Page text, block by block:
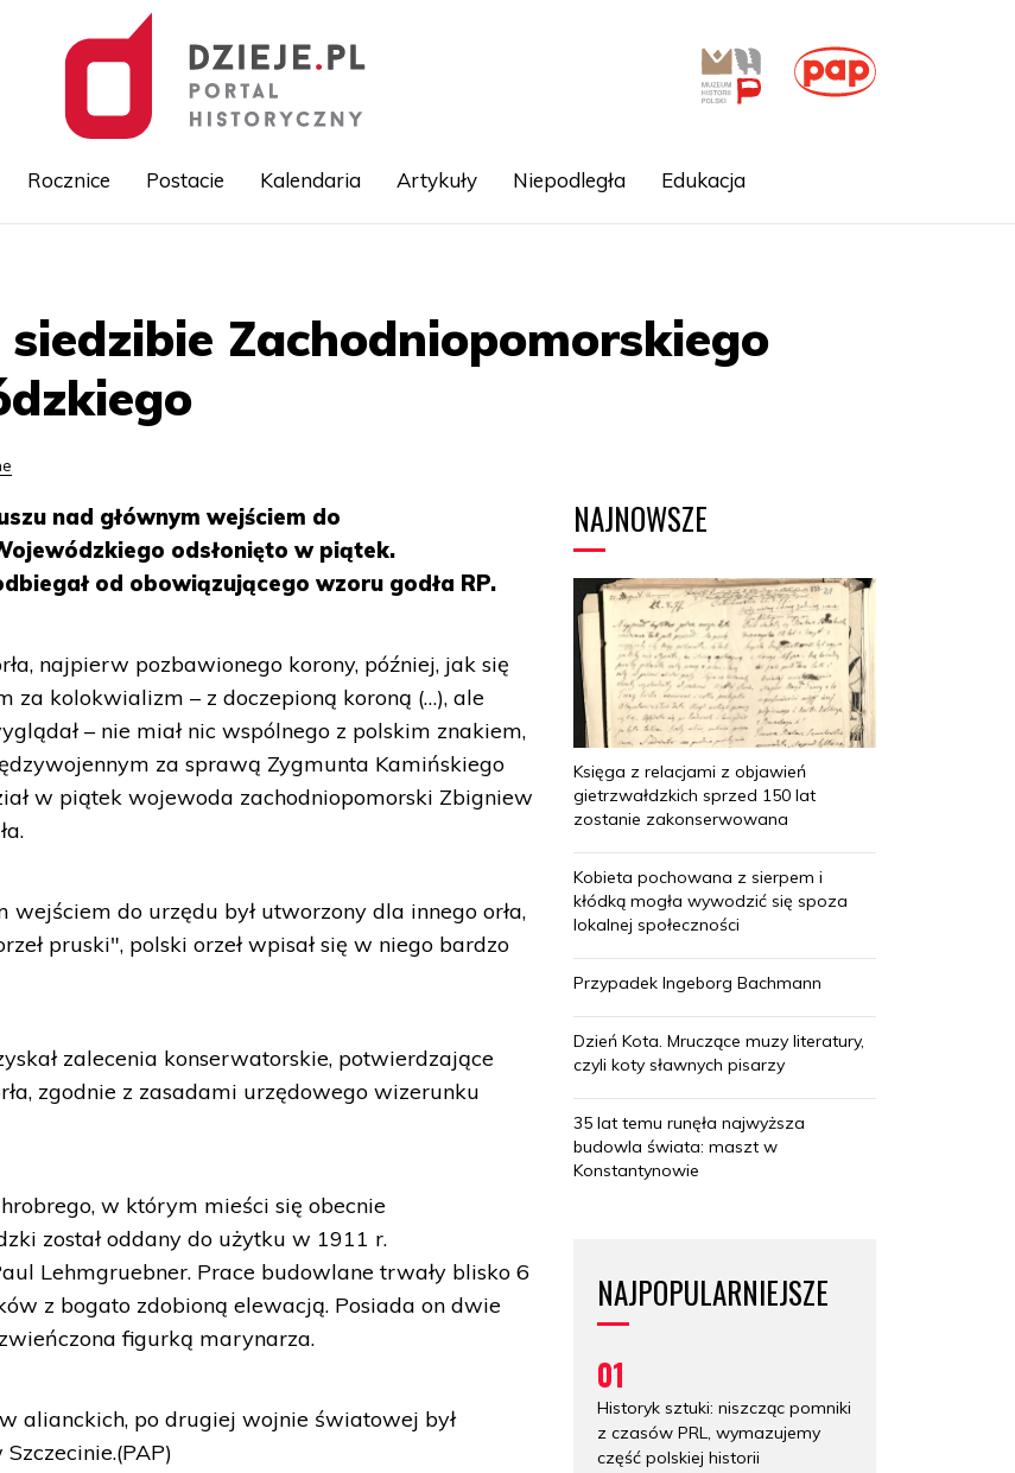
Rocznice Postacie Kalendaria Artykuły Niepodległa Edukacja
siedzibie Zachodniopomorskiego
nad głównym wejściem do
odsłonięto w piątek.
od obowiązującego wzoru godła RP.
najpierw pozbawionego korony, później, jak się
za kolokwializm – z doczepioną koroną (…), ale
– nie miał nic wspólnego z polskim znakiem,
za sprawą Zygmunta Kamińskiego
w piątek wojewoda zachodniopomorski Zbigniew
wejściem do urzędu był utworzony dla innego orła,
pruski", polski orzeł wpisał się w niego bardzo
zalecenia konserwatorskie, potwierdzające
zgodnie z zasadami urzędowego wizerunku
w którym mieści się obecnie
został oddany do użytku w 1911 r.
Lehmgruebner. Prace budowlane trwały blisko 6
z bogato zdobioną elewacją. Posiada on dwie
figurką marynarza.
alianckich, po drugiej wojnie światowej był
NAJNOWSZE
Księga z relacjami z objawień
gietrzwałdzkich sprzed 150 lat
zostanie zakonserwowana
Kobieta pochowana z sierpem i
kłódką mogła wywodzić się spoza
lokalnej społeczności
Przypadek Ingeborg Bachmann
Dzień Kota. Mruczące muzy literatury,
czyli koty sławnych pisarzy
35 lat temu runęła najwyższa
budowla świata: maszt w
Konstantynowie
NAJPOPULARNIEJSZE
01
Historyk sztuki: niszcząc pomniki
z czasów PRL, wymazujemy
część polskiej historii